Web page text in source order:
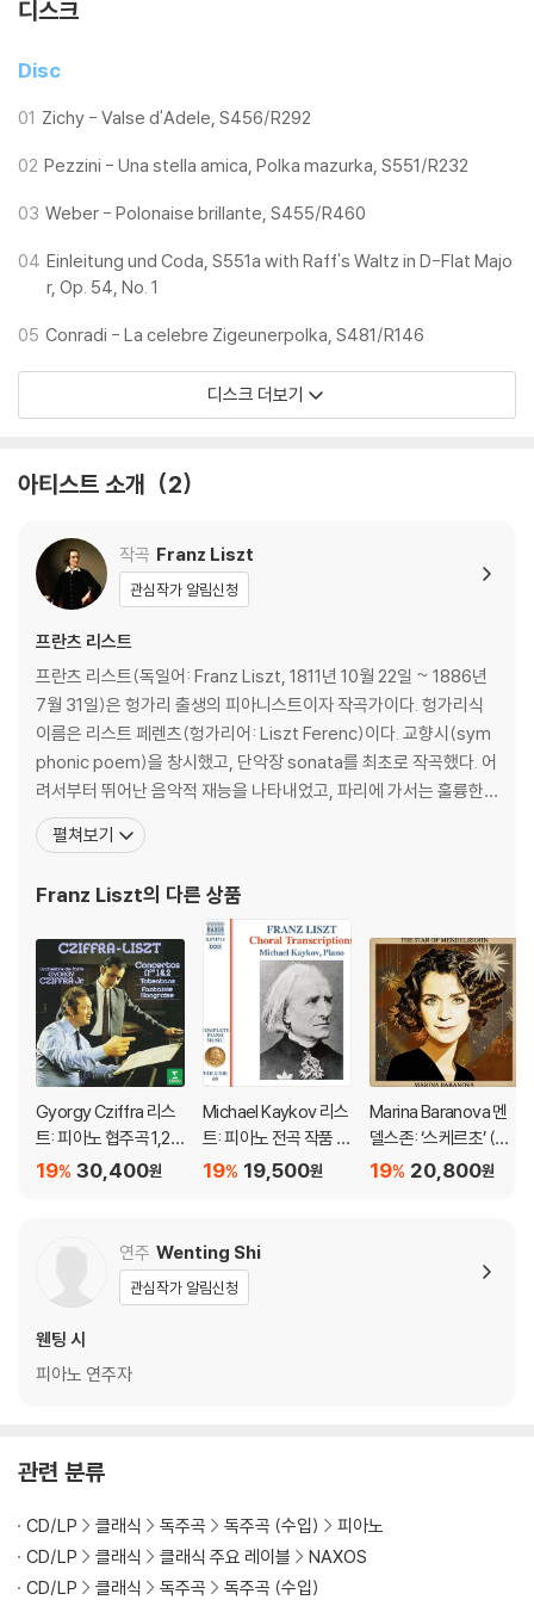
디스크
Disc
01 Zichy - Valse d'Adele, S456/R292
02 Pezzini - Una stella amica, Polka mazurka, S551/R232
03 Weber - Polonaise brillante, S455/R460
04 Einleitung und Coda, S551a with Raff's Waltz in D-Flat Majo
r, Op. 54, No. 1
05 Conradi - La celebre Zigeunerpolka, S481/R146
디스크 더보기
아티스트 소개 2
작곡 Franz Liszt
관심작가 알림신청
프란츠 리스트
프란츠 리스트(독일어: Franz Liszt, 1811년 10월 22일 ~ 1886년
7월 31일)은 헝가리 출생의 피아니스트이자 작곡가이다. 헝가리식
이름은 리스트 페렌츠(헝가리어: Liszt Ferenc)이다. 교향시(sym
phonic poem)을 창시했고, 단악장 sonata를 최초로 작곡했다. 어
려서부터 뛰어난 음악적 재능을 나타내었고, 파리에 가서는 훌륭한
연주가로 인정받아 "피아노의 왕"이라 불리었으며, 이 별칭은 오늘날
까지도 리스트를 의미하는 명칭으로 자리잡았다. 뛰어난 기교로 유럽
고 있다. 하지만 정작
펼쳐보기
Franz Liszt의 다른 상품
Gyorgy Cziffra 리스
트: 피아노 협주곡 1,2번
(Liszt: Piano Concer
30,400원
19%
Michael Kaykov 리스
트: 피아노 전곡 작품 6
9집 (Liszt: Complet
19,500원
19%
Marina Baranova 멘
델스존: ‘스케르초’ (라
흐마니노프-바라노바
20,800원
19%
연주 Wenting Shi
관심작가 알림신청
웬팅 시
피아노 연주자
관련 분류
CD/LP 클래식 독주곡 독주곡 (수입)
피아노
CD/LP
클래식 클래식 주요 레이블
NAXOS
CD/LP
클래식 독주곡 독주곡 (수입)